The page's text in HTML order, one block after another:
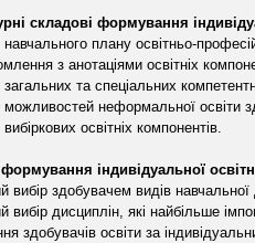
складові формування
навчального плану освітньо-
з анотаціями освітніх
загальних та спеціальних
можливостей неформальної освіти
вибіркових освітніх компонентів.
індивідуальної
вибір здобувачем видів навчальної
вибір дисциплін, які найбільше
здобувачів освіти за